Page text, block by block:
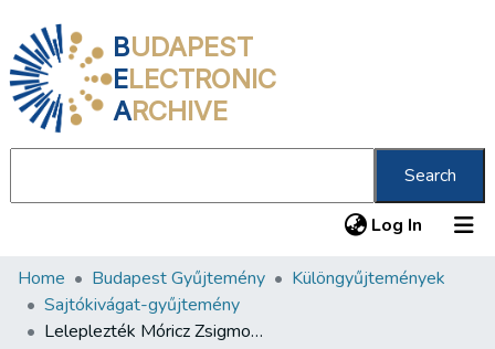
BUDAPEST
ELECTRONIC
ARCHIVE
Search
Log In (current)
Communities & Collections
All of DSpace
Home Budapest Gyűjtemény
Különgyűjtemények
Sajtókivágat-gyűjtemény
Leleplezték Móricz Zsigmond emléktábláját